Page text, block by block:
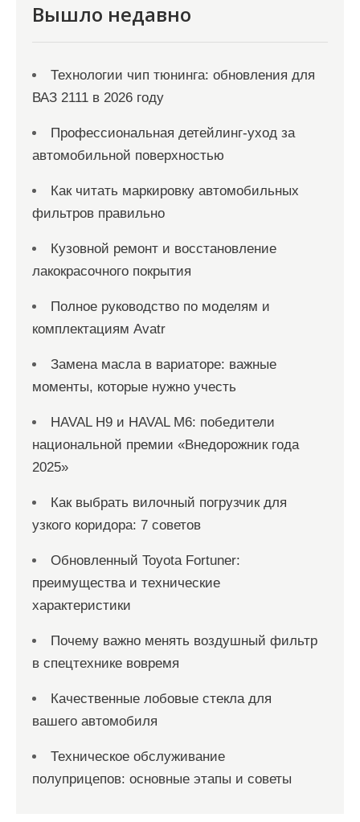
м
Вышло недавно
Технологии чип тюнинга: обновления для
ВАЗ 2111 в 2026 году
Профессиональная детейлинг-уход за
автомобильной поверхностью
Как читать маркировку автомобильных
фильтров правильно
Кузовной ремонт и восстановление
лакокрасочного покрытия
Полное руководство по моделям и
комплектациям Avatr
Замена масла в вариаторе: важные
моменты, которые нужно учесть
HAVAL H9 и HAVAL M6: победители
национальной премии «Внедорожник года
2025»
Как выбрать вилочный погрузчик для
узкого коридора: 7 советов
Обновленный Toyota Fortuner:
преимущества и технические
характеристики
Почему важно менять воздушный фильтр
в спецтехнике вовремя
Качественные лобовые стекла для
вашего автомобиля
Техническое обслуживание
полуприцепов: основные этапы и советы